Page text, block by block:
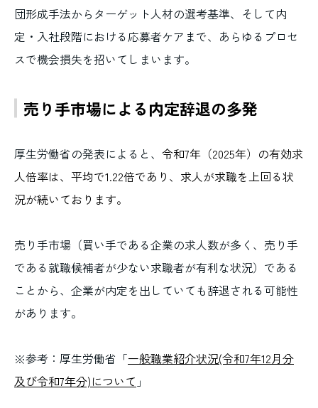
団形成手法からターゲット人材の選考基準、そして内
定・入社段階における応募者ケアまで、あらゆるプロセ
スで機会損失を招いてしまいます。
売り手市場による内定辞退の多発
厚生労働省の発表によると、 令和7年（2025年）の有効求
人倍率は、平均で1.22倍であり、求人が求職を上回る状
況が続いております。
売り手市場（買い手である企業の求人数が多く、売り手
である就職候補者が少ない求職者が有利な状況）である
ことから、企業が内定を出していても辞退される可能性
があります。
※参考：厚生労働省「一般職業紹介状況(令和7年12月分
及び令和7年分)について 」